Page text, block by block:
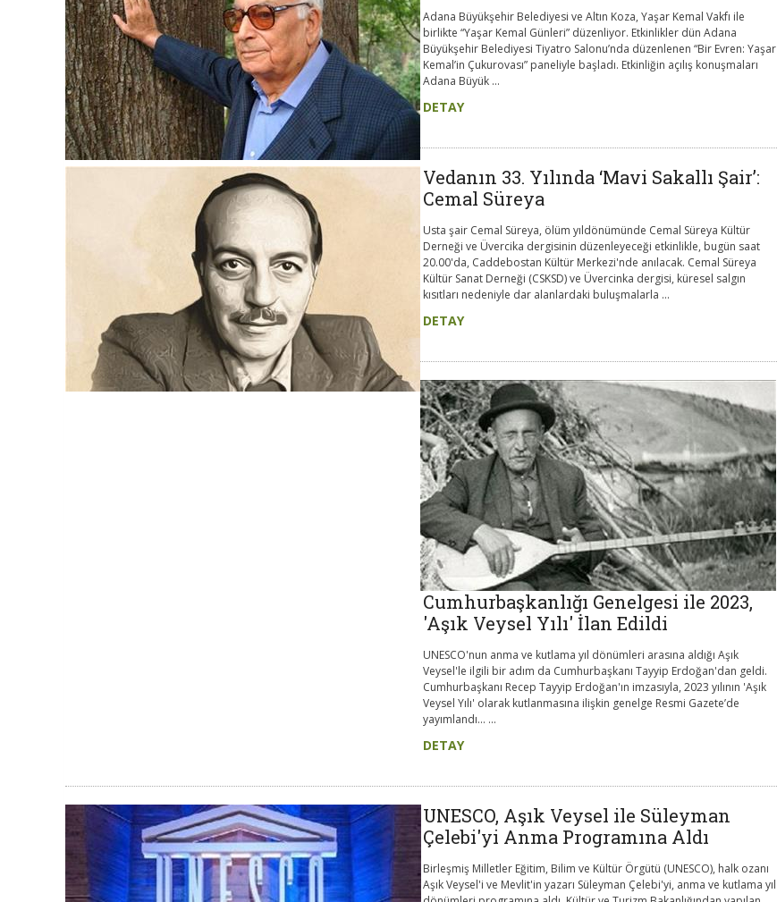
Adana Büyükşehir Belediyesi ve Altın Koza, Yaşar Kemal Vakfı ile
birlikte “Yaşar Kemal Günleri” düzenliyor. Etkinlikler dün Adana
Büyükşehir Belediyesi Tiyatro Salonu’nda düzenlenen “Bir Evren: Yaşar
Kemal’in Çukurovası” paneliyle başladı. Etkinliğin açılış konuşmaları
Adana Büyük ...
DETAY
Vedanın 33. Yılında ‘Mavi Sakallı Şair’:
Cemal Süreya
Usta şair Cemal Süreya, ölüm yıldönümünde Cemal Süreya Kültür
Derneği ve Üvercika dergisinin düzenleyeceği etkinlikle, bugün saat
20.00'da, Caddebostan Kültür Merkezi'nde anılacak. Cemal Süreya
Kültür Sanat Derneği (CSKSD) ve Üvercinka dergisi, küresel salgın
kısıtları nedeniyle dar alanlardaki buluşmalarla ...
DETAY
Cumhurbaşkanlığı Genelgesi ile 2023,
'Aşık Veysel Yılı' İlan Edildi
UNESCO'nun anma ve kutlama yıl dönümleri arasına aldığı Aşık
Veysel'le ilgili bir adım da Cumhurbaşkanı Tayyip Erdoğan'dan geldi.
Cumhurbaşkanı Recep Tayyip Erdoğan'ın imzasıyla, 2023 yılının 'Aşık
Veysel Yılı' olarak kutlanmasına ilişkin genelge Resmi Gazete’de
yayımlandı... ...
DETAY
UNESCO, Aşık Veysel ile Süleyman
Çelebi'yi Anma Programına Aldı
Birleşmiş Milletler Eğitim, Bilim ve Kültür Örgütü (UNESCO), halk ozanı
Aşık Veysel'i ve Mevlit'in yazarı Süleyman Çelebi'yi, anma ve kutlama yıl